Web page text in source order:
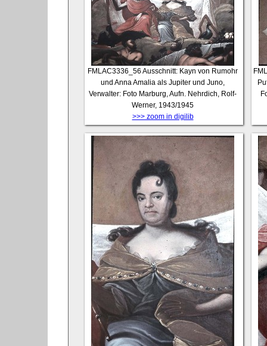
FMLAC3336_56 Ausschnitt: Kayn von Rumohr
und Anna Amalia als Jupiter und Juno,
Verwalter: Foto Marburg, Aufn. Nehrdich, Rolf-
Werner, 1943/1945
>>> zoom in digilib